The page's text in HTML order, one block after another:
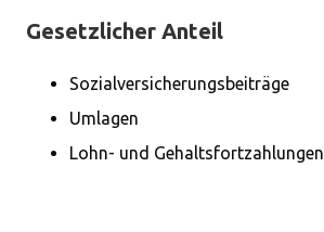
Gesetzlicher Anteil
Sozialversicherungsbeiträge
Umlagen
Lohn- und Gehaltsfortzahlungen